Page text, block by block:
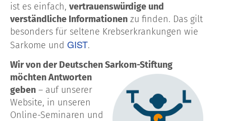
ist es einfach, vertrauenswürdige und
verständliche Informationen zu finden. Das gilt
besonders für seltene Krebserkrankungen wie
Sarkome und GIST.
Wir von der Deutschen Sarkom-Stiftung
möchten Antworten
geben – auf unserer
Website, in unseren
Online-Seminaren und